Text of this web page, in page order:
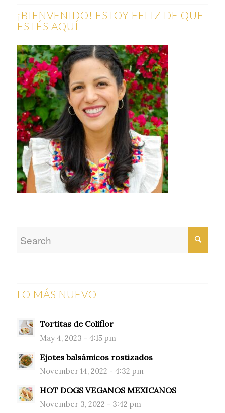
¡BIENVENIDO! ESTOY FELIZ DE QUE
ESTÉS AQUÍ
LO MÁS NUEVO
Tortitas de Coliflor
May 4, 2023 - 4:15 pm
Ejotes balsámicos rostizados
November 14, 2022 - 4:32 pm
HOT DOGS VEGANOS MEXICANOS
November 3, 2022 - 3:42 pm